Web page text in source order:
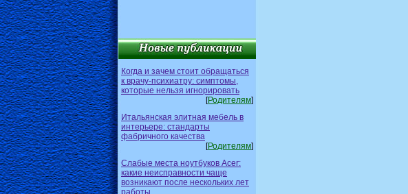
Когда и зачем стоит обращаться
к врачу-психиатру: симптомы,
которые нельзя игнорировать
[Родителям]
Итальянская элитная мебель в
интерьере: стандарты
фабричного качества
[Родителям]
Слабые места ноутбуков Acer:
какие неисправности чаще
возникают после нескольких лет
работы